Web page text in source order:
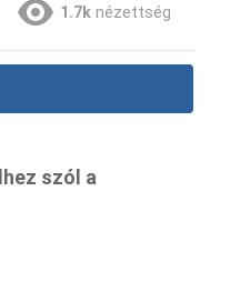
1.7k nézettség
szól a